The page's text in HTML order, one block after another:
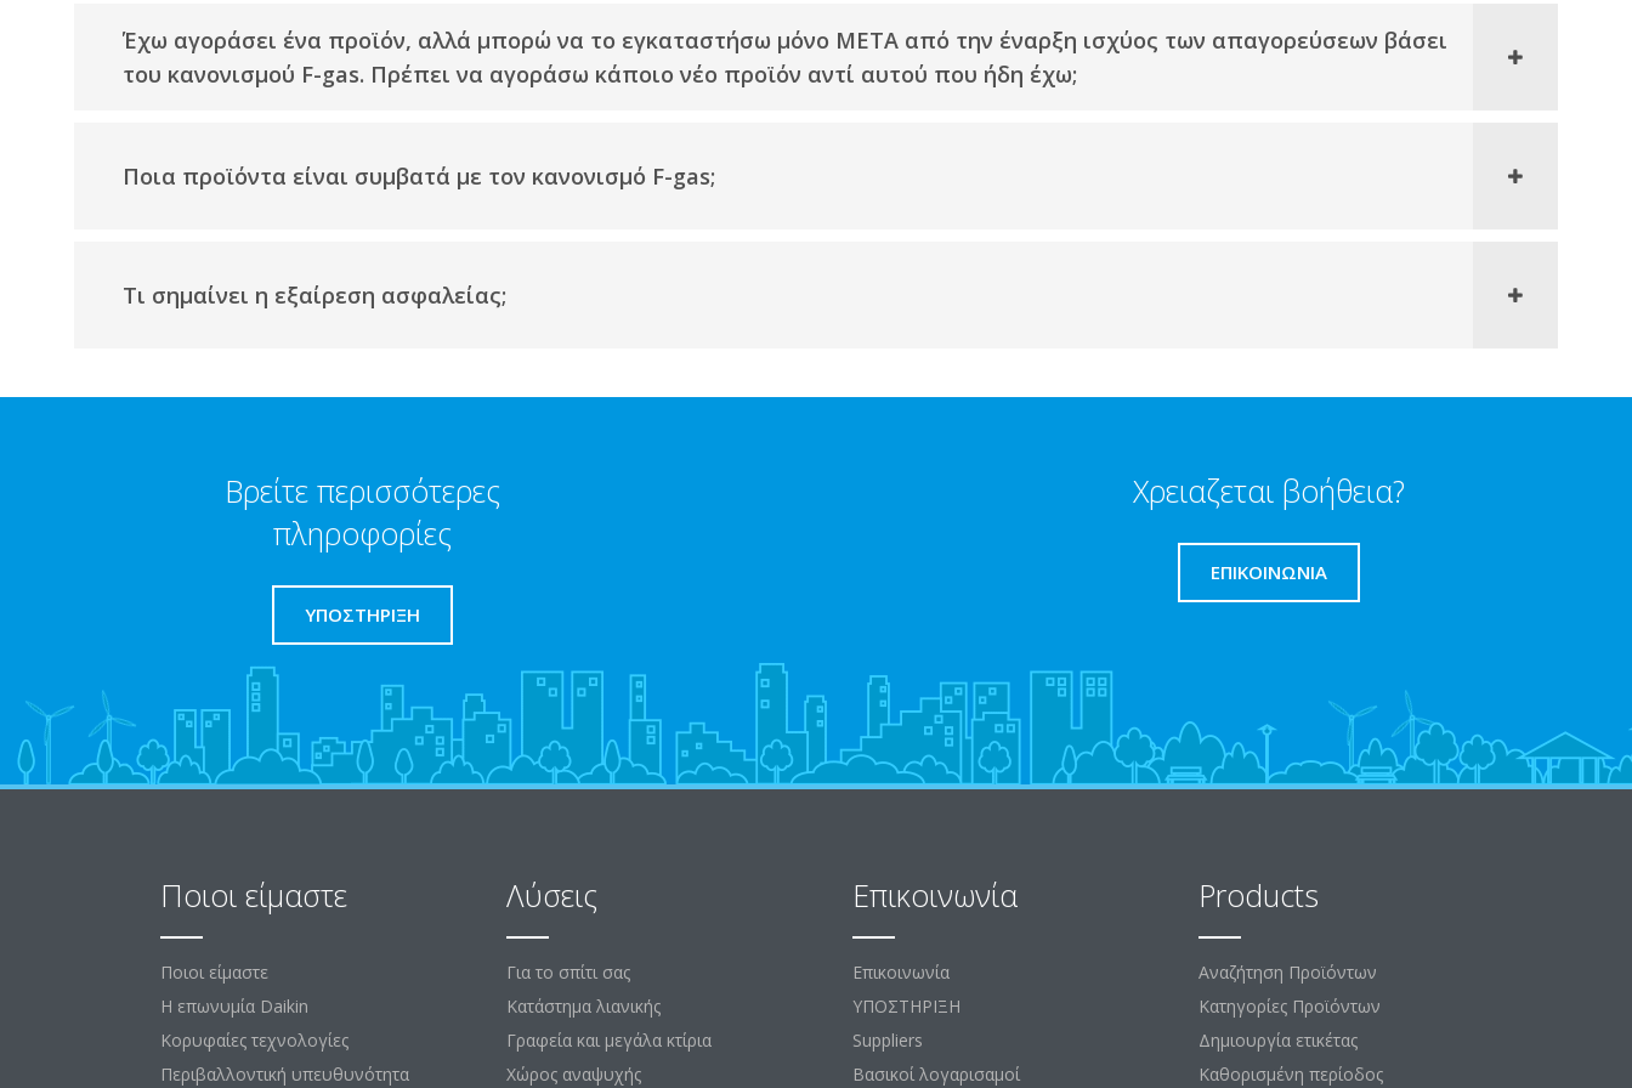
Έχω αγοράσει ένα προϊόν, αλλά μπορώ να το εγκαταστήσω μόνο ΜΕΤΑ από την έναρξη ισχύος των απαγορεύσεων βάσει
του κανονισμού F-gas. Πρέπει να αγοράσω κάποιο νέο προϊόν αντί αυτού που ήδη έχω;
Ποια προϊόντα είναι συμβατά με τον κανονισμό F-gas;
Τι σημαίνει η εξαίρεση ασφαλείας;​
Βρείτε περισσότερες
πληροφορίες
ΥΠΟΣΤΗΡΙΞΗ
Χρειαζεται βοήθεια?
ΕΠΙΚΟΙΝΩΝΊΑ
Ποιοι είμαστε
Ποιοι είμαστε
Η επωνυμία Daikin
Κορυφαίες τεχνολογίες
Περιβαλλοντική υπευθυνότητα
Λύσεις
Για το σπίτι σας
Κατάστημα λιανικής
Γραφεία και μεγάλα κτίρια
Χώρος αναψυχής
Επικοινωνία
Επικοινωνία
ΥΠΟΣΤΗΡΙΞΗ
Suppliers
Βασικοί λογαρισαμοί
Products
Αναζήτηση Προϊόντων
Κατηγορίες Προϊόντων
Δημιουργία ετικέτας
Καθορισμένη περίοδος